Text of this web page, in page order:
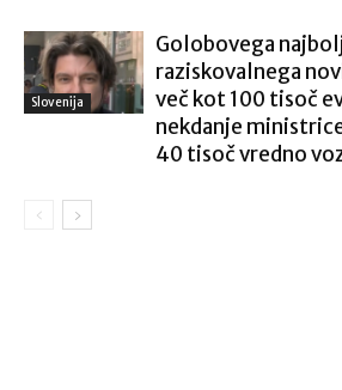
Slovenija
Golobovega
raziskovalnega
več kot 100 tisoč
nekdanje
40 tisoč vredno